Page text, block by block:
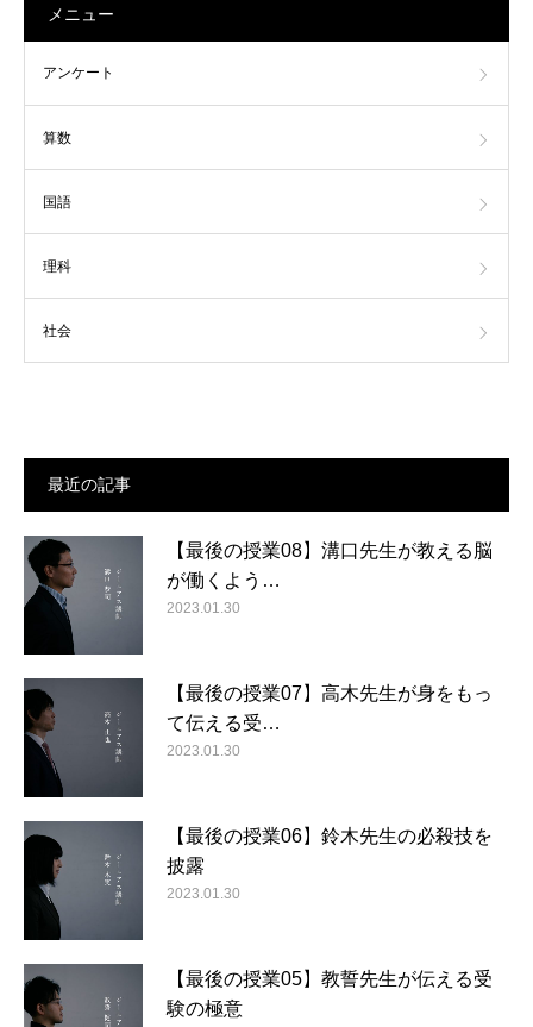
メニュー
アンケート
算数
国語
理科
社会
最近の記事
【最後の授業08】溝口先生が教える脳
が働くよう…
2023.01.30
【最後の授業07】高木先生が身をもっ
て伝える受…
2023.01.30
【最後の授業06】鈴木先生の必殺技を
披露
2023.01.30
【最後の授業05】教誓先生が伝える受
験の極意